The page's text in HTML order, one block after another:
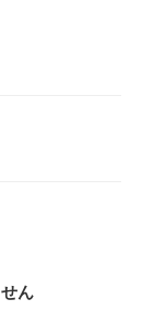
ん